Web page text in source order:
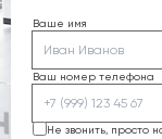
Ваше имя
Ваш номер телефона
Не звонить, просто